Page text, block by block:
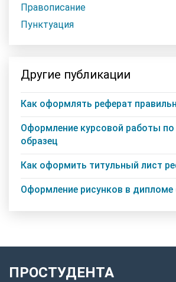
Правописание
Пунктуация
Другие публикации
Как оформлять реферат
Оформление курсовой работы по
образец
Как оформить титульный лист
Оформление рисунков в
ПРОСТУДЕНТА